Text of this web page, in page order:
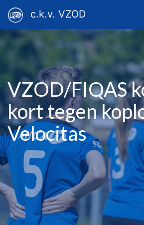
c.k.v. VZOD
VZOD/FIQAS
kort tegen
Velocitas